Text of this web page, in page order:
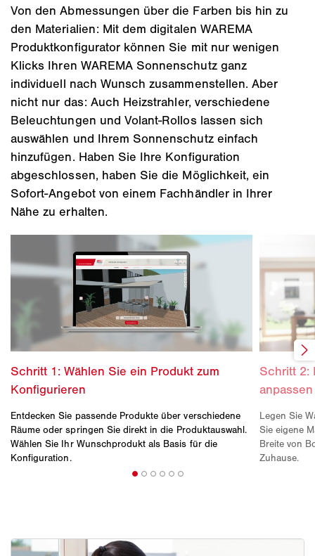
Von den Abmessungen über die Farben bis hin zu
den Materialien: Mit dem digitalen WAREMA
Produktkonfigurator können Sie mit nur wenigen
Klicks Ihren WAREMA Sonnenschutz ganz
individuell nach Wunsch zusammenstellen. Aber
nicht nur das: Auch Heizstrahler, verschiedene
Beleuchtungen und Volant-Rollos lassen sich
auswählen und Ihrem Sonnenschutz einfach
hinzufügen. Haben Sie Ihre Konfiguration
abgeschlossen, haben Sie die Möglichkeit, ein
Sofort-Angebot von einem Fachhändler in Ihrer
Nähe zu erhalten.